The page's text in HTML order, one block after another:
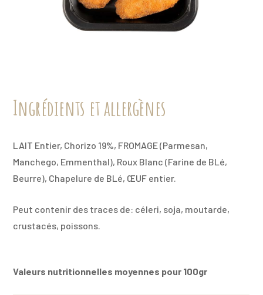
Ingrédients et allergènes
LAIT Entier, Chorizo 19%, FROMAGE (Parmesan,
Manchego, Emmenthal), Roux Blanc (Farine de BLé,
Beurre), Chapelure de BLé, ŒUF entier.
Peut contenir des traces de: céleri, soja, moutarde,
crustacés, poissons.
Valeurs nutritionnelles moyennes pour 100gr